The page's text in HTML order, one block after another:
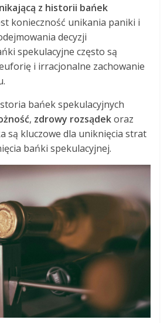
z historii bańek
konieczność unikania paniki i
decyzji
spekulacyjne często są
i irracjonalne zachowanie
bańek spekulacyjnych
, zdrowy rozsądekoraz
są kluczowe dla uniknięcia strat
bańki spekulacyjnej.